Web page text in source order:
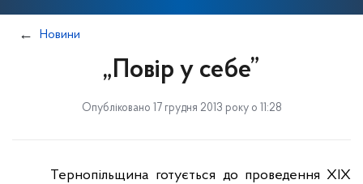
Новини
„Повір у себе”
Опубліковано 17 грудня 2013 року о 11:28
Тернопільщина готується до проведення XIX